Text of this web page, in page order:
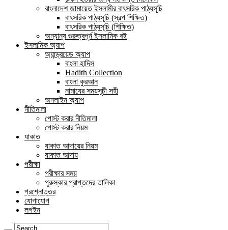
বাংলাদেশ জামায়েত ইসলামীর বাৎসরিক পাঠ্যসূচি
বাৎসরিক পাঠ্যসূচি (স্বল্প শিক্ষিত)
বাৎসরিক পাঠ্যসূচি (শিক্ষিত)
অন্যান্য গুরুত্বপূর্ন ইসলামিক বই
ইসলামিক অ্যাপ
অ্যান্ড্রয়েড অ্যাপ
বাংলা হাদিস
Hadith Collection
বাংলা কুরআন
নামাযের সময়সূচী সহী
অনলাইন অ্যাপ
নীতিমালা
পোস্ট করার নীতিমালা
পোস্ট করার নিয়ম
যাকাত
যাকাত আদায়ের নিয়ম
যাকাত আদায়
পরীক্ষা
পরীক্ষার সময়
পুরুস্কার প্রাপ্তদের তালিকা
প্রশ্নোত্তর
যোগাযোগ
লগইন